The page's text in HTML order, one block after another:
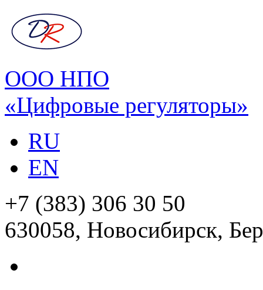
ООО НПО
«Цифровые регуляторы»
RU
EN
+7 (383) 306 30 50
630058, Новосибирск,